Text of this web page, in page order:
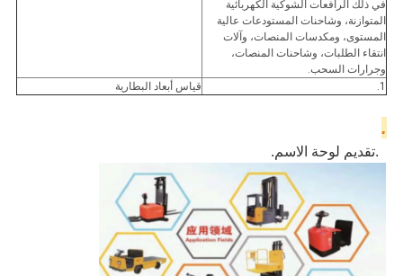
في ذلك الرافعات الشوكية الكهربائية
المتوازنة، وشاحنات المستودعات عالية
المستوى، ومكدسات المنصات، وآلات
انتقاء الطلبات، وشاحنات المنصات،
وجرارات السحب.
1.
قياس أبعاد البطارية
.
تقديم لوحة الاسم.